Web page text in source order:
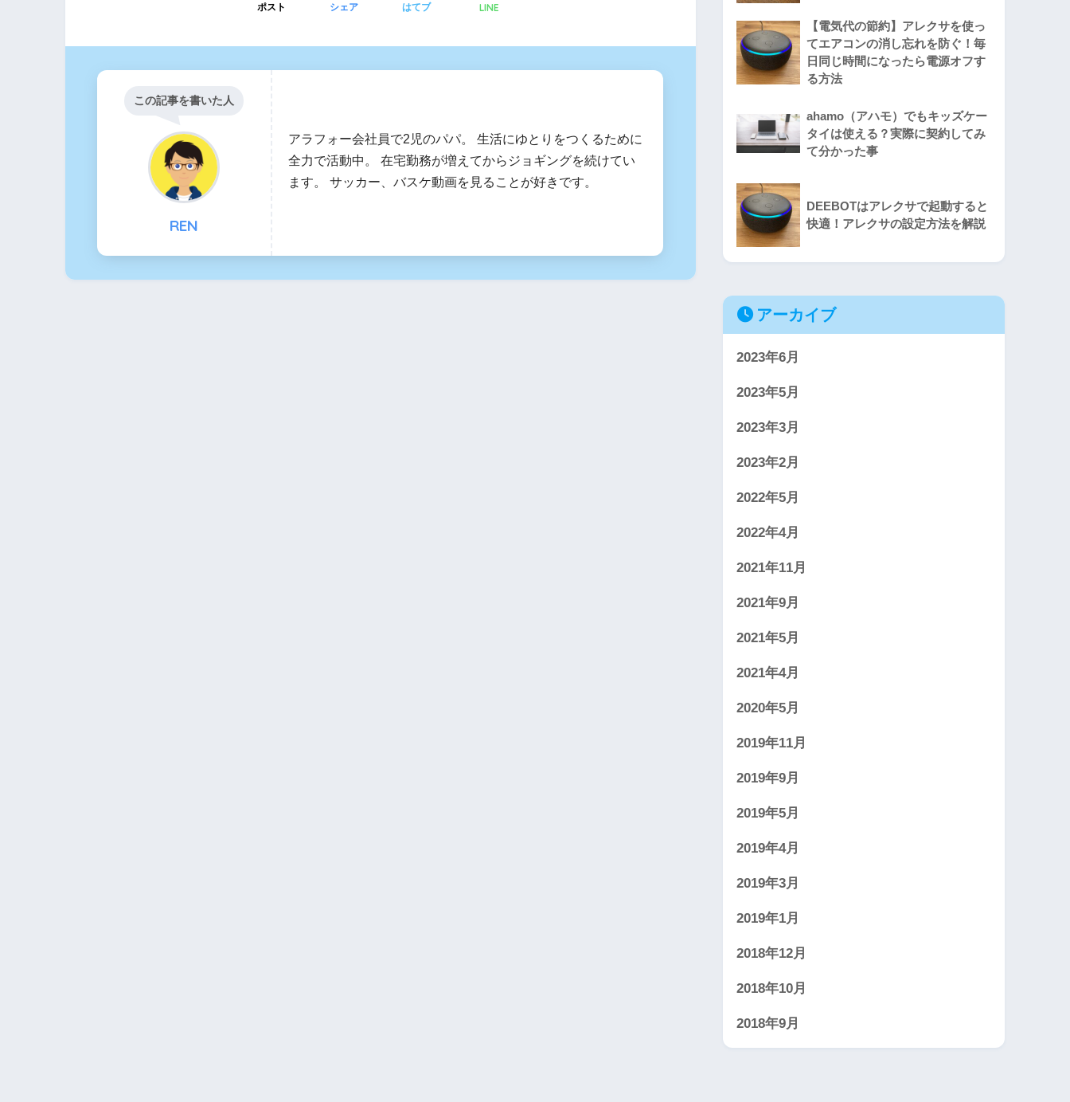
ポスト シェア はてブ LINE
この記事を書いた人
REN
アラフォー会社員で2児のパパ。 生活にゆとりをつくるために
全力で活動中。 在宅勤務が増えてからジョギングを続けてい
ます。 サッカー、バスケ動画を見ることが好きです。
【電気代の節約】アレクサを使っ
てエアコンの消し忘れを防ぐ！毎
日同じ時間になったら電源オフす
る方法
ahamo（アハモ）でもキッズケー
タイは使える？実際に契約してみ
て分かった事
DEEBOTはアレクサで起動すると
快適！アレクサの設定方法を解説
アーカイブ
2023年6月
2023年5月
2023年3月
2023年2月
2022年5月
2022年4月
2021年11月
2021年9月
2021年5月
2021年4月
2020年5月
2019年11月
2019年9月
2019年5月
2019年4月
2019年3月
2019年1月
2018年12月
2018年10月
2018年9月